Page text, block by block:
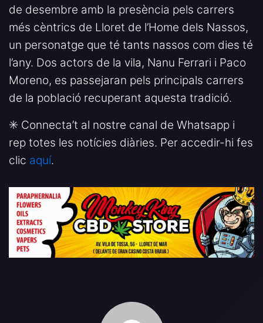
de desembre amb la presència pels carrers
més cèntrics de Lloret de l’Home dels Nassos,
un personatge que té tants nassos com dies té
l’any. Dos actors de la vila, Nanu Ferrari i Paco
Moreno, es passejaran pels principals carrers
de la població recuperant aquesta tradició.
✳️ Connecta’t al nostre canal de Whatsapp i
rep totes les notícies diàries. Per accedir-hi fes
clic aquí.